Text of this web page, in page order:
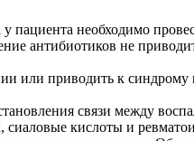
пациента необходимо
антибиотиков не
или приводить к синдрому
связи между
сиаловые кислоты и